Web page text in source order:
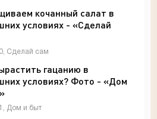
кочанный салат в
условиях - «Сделай
Сделай сам
гацанию в
условиях? Фото - «Дом
Дом и быт